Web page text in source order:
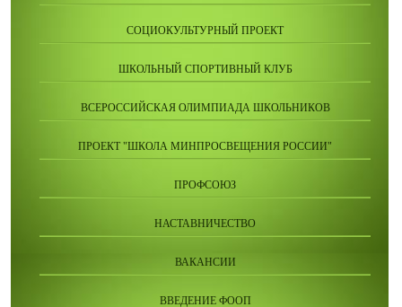
СОЦИОКУЛЬТУРНЫЙ ПРОЕКТ
ШКОЛЬНЫЙ СПОРТИВНЫЙ КЛУБ
ВСЕРОССИЙСКАЯ ОЛИМПИАДА ШКОЛЬНИКОВ
ПРОЕКТ "ШКОЛА МИНПРОСВЕЩЕНИЯ РОССИИ"
ПРОФСОЮЗ
НАСТАВНИЧЕСТВО
ВАКАНСИИ
ВВЕДЕНИЕ ФООП